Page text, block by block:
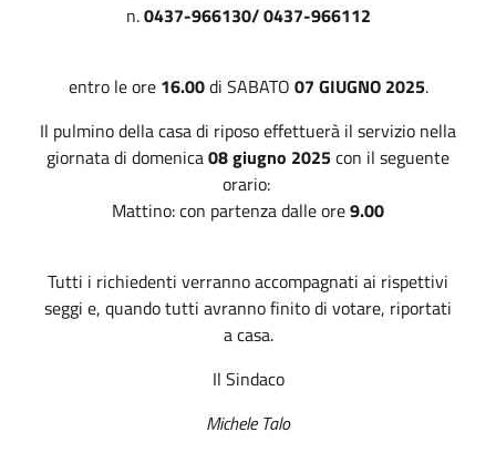
n.0437-966130/ 0437-966112
entro le ore 16.00di SABATO 07 GIUGNO 2025.
Il pulmino della casa di riposo effettuerà il servizio nella
giornata di domenica08 giugno 2025con il seguente
orario:
Mattino: con partenza dalle ore9.00
Tutti i richiedenti verranno accompagnati ai rispettivi
seggi e, quando tutti avranno finito di votare, riportati
a casa.
Il Sindaco
Michele Talo